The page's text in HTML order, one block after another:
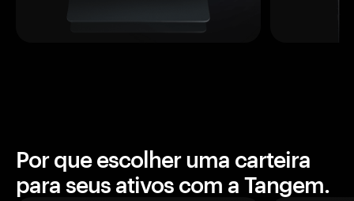
Por que escolher uma carteira
para seus ativos com a Tangem.